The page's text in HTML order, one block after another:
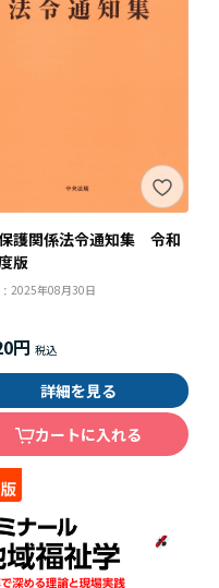
護関係法令通知集 令和
版
2025年08月30日
円
詳細を見る
カートに入れる